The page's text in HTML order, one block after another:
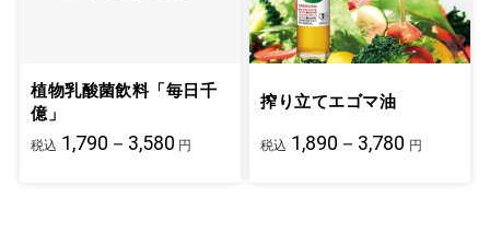
植物乳酸菌飲料「毎日千
億」
税込 1,790－3,580 円
搾り立てエゴマ油
税込 1,890－3,780 円